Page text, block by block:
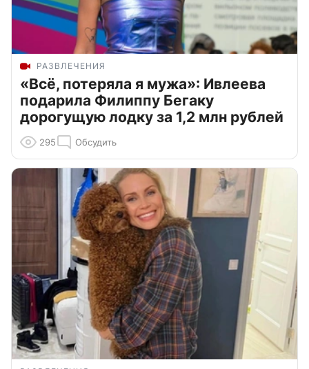
РАЗВЛЕЧЕНИЯ
«Всё, потеряла я мужа»: Ивлеева
подарила Филиппу Бегаку
дорогущую лодку за 1,2 млн рублей
295 Обсудить